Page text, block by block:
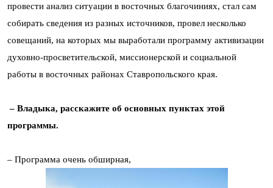
провести анализ ситуации в восточных благочиниях, стал сам
собирать сведения из разных источников, провел несколько
совещаний, на которых мы выработали программу активизации
духовно-просветительской, миссионерской и социальной
работы в восточных районах Ставропольского края.
– Владыка, расскажите об основных пунктах этой
программы.
– Программа очень обширная,